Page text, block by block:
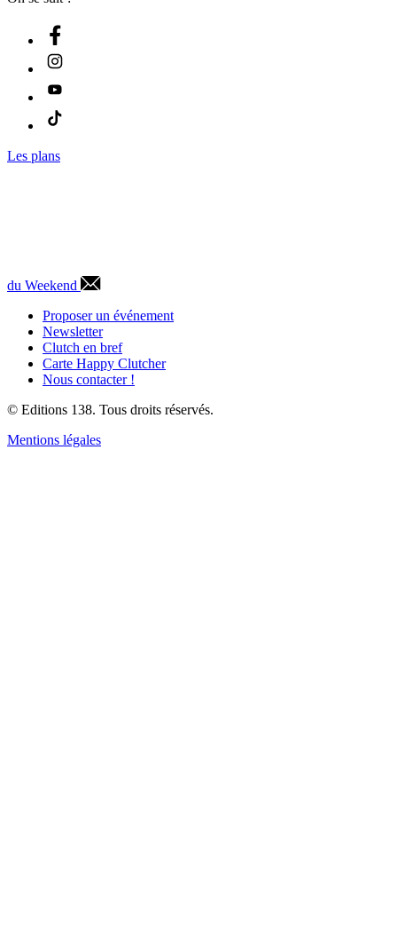
Les plans
du Weekend
Proposer un événement
Newsletter
Clutch en bref
Carte Happy Clutcher
Nous contacter !
© Editions 138. Tous droits réservés.
Mentions légales